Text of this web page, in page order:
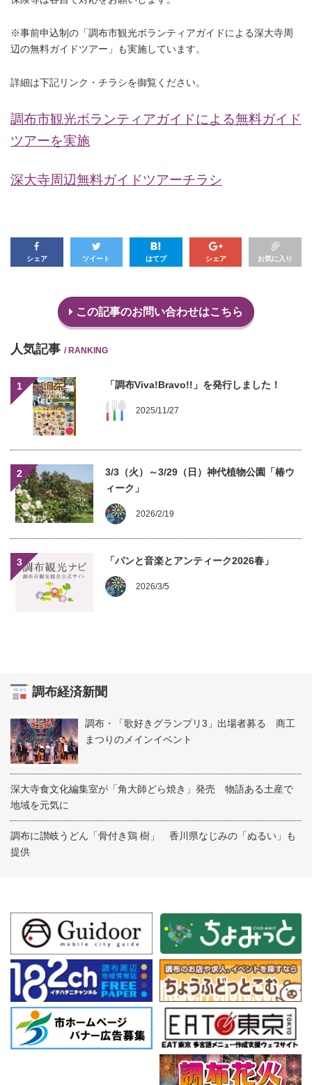
※事前申込制の「調布市観光ボランティアガイドによる深大寺周
辺の無料ガイドツアー」も実施しています。
詳細は下記リンク・チラシを御覧ください。
調布市観光ボランティアガイドによる無料ガイド
ツアーを実施
深大寺周辺無料ガイドツアーチラシ
シェア ツイート はてブ シェア お気に入り
この記事のお問い合わせはこちら
人気記事 / RANKING
1 「調布Viva!Bravo!!」を発行しました！
2025/11/27
2
3/3（火）～3/29（日）神代植物公園「椿ウ
ィーク」
2026/2/19
3 「パンと音楽とアンティーク2026春」
2026/3/5
調布経済新聞
調布・「歌好きグランプリ3」出場者募る 商工
まつりのメインイベント
深大寺食文化編集室が「角大師どら焼き」発売 物語ある土産で
地域を元気に
調布に讃岐うどん「骨付き鶏 樹」 香川県なじみの「ぬるい」も
提供